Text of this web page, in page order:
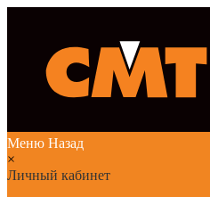
Меню Назад
×
Личный кабинет